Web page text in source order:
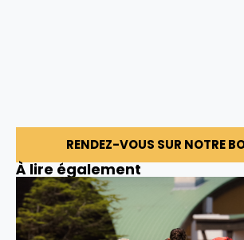
RENDEZ-VOUS SUR NOTRE
À lire également